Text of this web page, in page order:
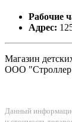
Рабочие
Адрес:
Магазин
ООО
Данный